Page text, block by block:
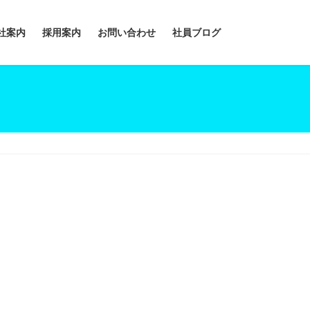
案内 採用案内 お問い合わせ 社員ブログ